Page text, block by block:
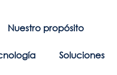
Nuestro propósito
Soluciones